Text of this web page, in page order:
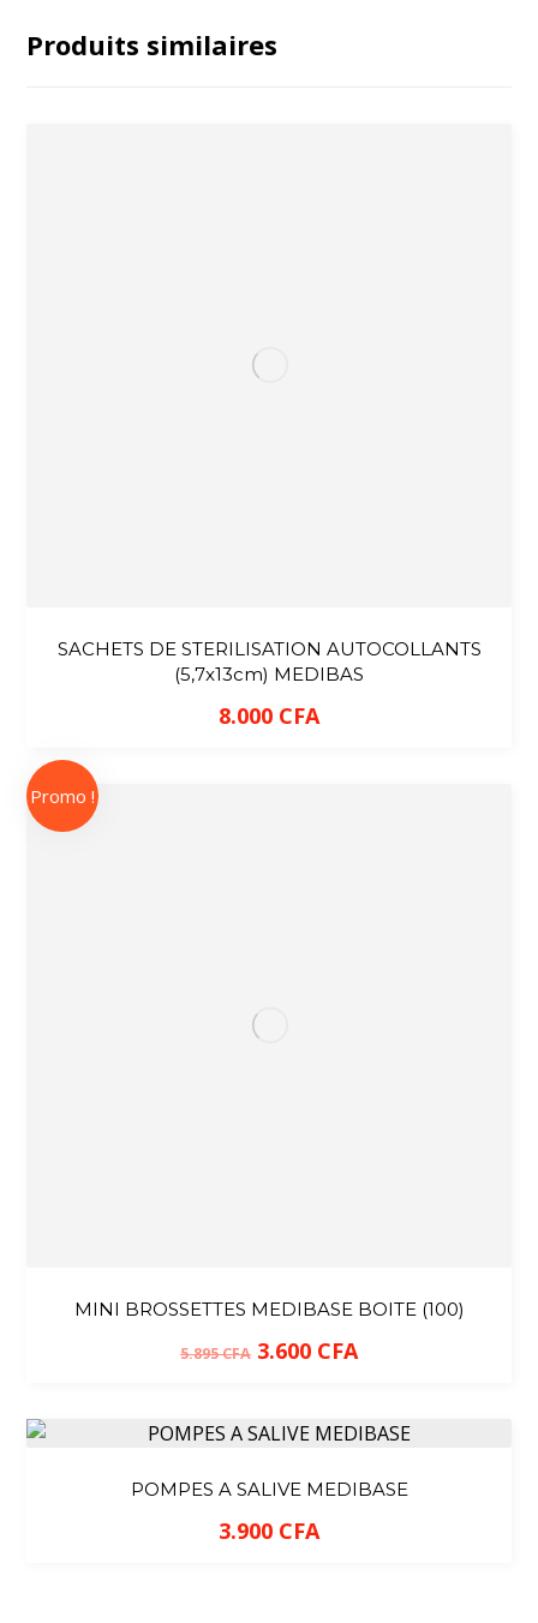
Produits similaires
SACHETS DE STERILISATION AUTOCOLLANTS
(5,7x13cm) MEDIBAS
8.000 CFA
MINI BROSSETTES MEDIBASE BOITE (100)
5.895CFA 3.600 CFA
Promo !
POMPES A SALIVE MEDIBASE
3.900 CFA